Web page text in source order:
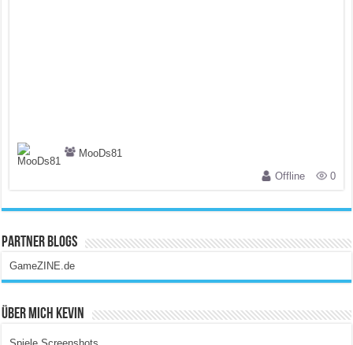
MooDs81
Offline
0
Partner Blogs
GameZINE.de
Über Mich Kevin